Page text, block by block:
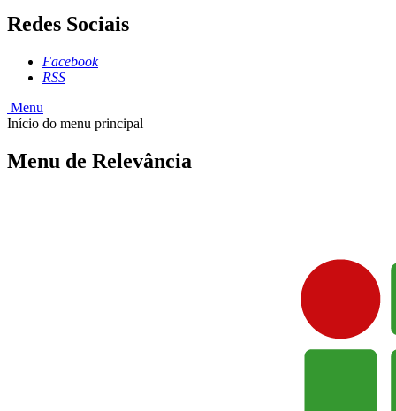
Redes Sociais
Facebook
RSS
Menu
Início do menu principal
Menu de Relevância